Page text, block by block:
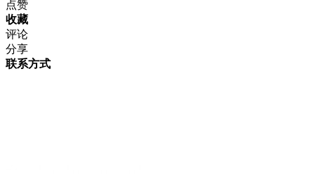
点赞
收藏
评论
分享
联系方式